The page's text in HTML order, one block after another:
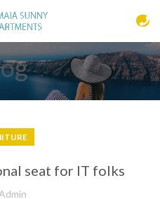
seat for IT folks
Admin